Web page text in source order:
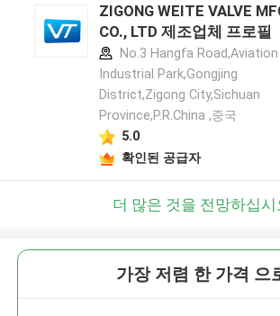
ZIGONG WEITE VALVE
CO., LTD 제조업체 프로필
No.3 Hangfa Road,Aviation
Industrial Park,Gongjing
District,Zigong City,Sichuan
Province,P.R.China ,중국
5.0
확인된 공급자
더 많은 것을 전망하십시
가장 저렴 한 가격 으